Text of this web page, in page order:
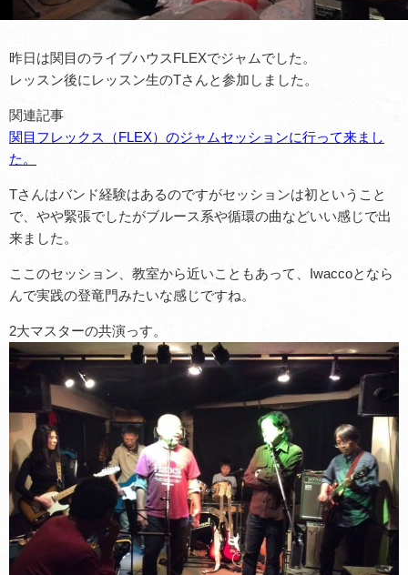
昨日は関目のライブハウスFLEXでジャムでした。
レッスン後にレッスン生のTさんと参加しました。
関連記事
関目フレックス（FLEX）のジャムセッションに行って来まし
た。
Tさんはバンド経験はあるのですがセッションは初ということ
で、やや緊張でしたがブルース系や循環の曲などいい感じで出
来ました。
ここのセッション、教室から近いこともあって、Iwaccoとなら
んで実践の登竜門みたいな感じですね。
2大マスターの共演っす。